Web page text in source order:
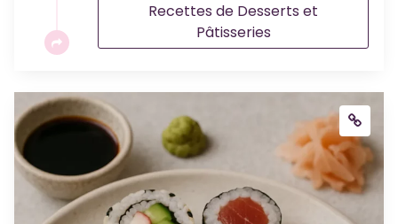
Recettes de Desserts et
Pâtisseries